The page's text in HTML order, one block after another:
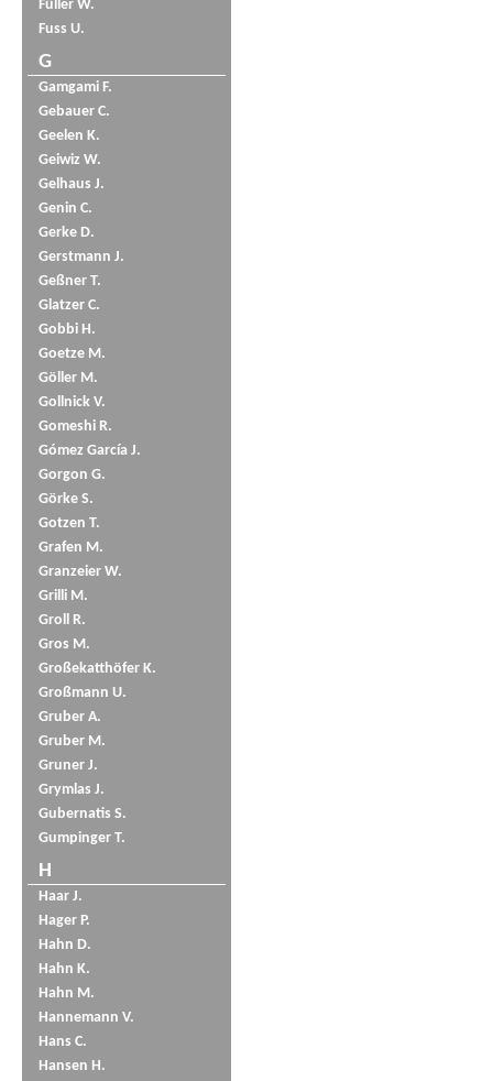
Füller W.
Fuss U.
G
Gamgami F.
Gebauer C.
Geelen K.
Geiwiz W.
Gelhaus J.
Genin C.
Gerke D.
Gerstmann J.
Geßner T.
Glatzer C.
Gobbi H.
Goetze M.
Göller M.
Gollnick V.
Gomeshi R.
Gómez García J.
Gorgon G.
Görke S.
Gotzen T.
Grafen M.
Granzeier W.
Grilli M.
Groll R.
Gros M.
Großekatthöfer K.
Großmann U.
Gruber A.
Gruber M.
Gruner J.
Grymlas J.
Gubernatis S.
Gumpinger T.
H
Haar J.
Hager P.
Hahn D.
Hahn K.
Hahn M.
Hannemann V.
Hans C.
Hansen H.